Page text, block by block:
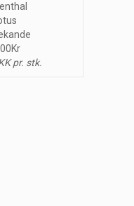
pr. stk.